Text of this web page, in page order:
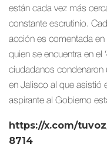
están cada vez más
constante escrutinio.
acción es comentada en
quien se encuentra en el
ciudadanos condenaron
en Jalisco al que asistió
aspirante al Gobierno
https://x.com/
8714